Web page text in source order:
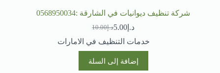
شركة تنظيف ديوانيات في الشارقة :0568950034
د.إ10.00
السعر
الأصلي
هو:
د.إ 5.00السعر
الحالي
هو:
خدمات التنظيف في الامارات
إضافة إلى السلة